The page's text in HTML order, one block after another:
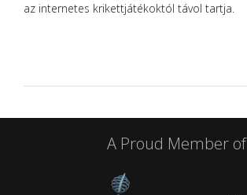
az internetes krikettjátékoktól távol tartja.
A Proud Member of